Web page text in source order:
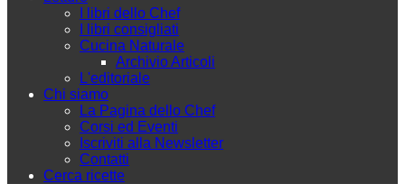
I libri dello Chef
I libri consigliati
Cucina Naturale
Archivio Articoli
L'editoriale
Chi siamo
La Pagina dello Chef
Corsi ed Eventi
Iscriviti alla Newsletter
Contatti
Cerca ricette